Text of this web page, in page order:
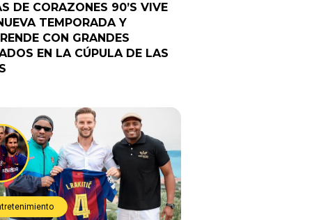
DE CORAZONES 90’S VIVE
TEMPORADA Y
CON GRANDES
EN LA CÚPULA DE LAS